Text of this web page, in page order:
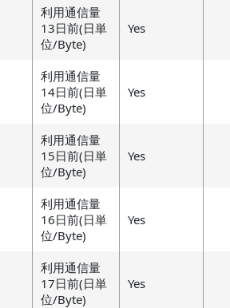
利用通信量
13日前(日単
位/Byte)
Yes
利用通信量
14日前(日単
位/Byte)
Yes
利用通信量
15日前(日単
位/Byte)
Yes
利用通信量
16日前(日単
位/Byte)
Yes
利用通信量
17日前(日単
位/Byte)
Yes